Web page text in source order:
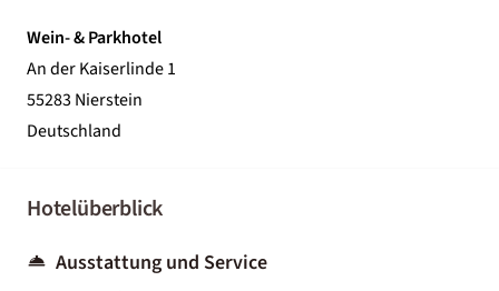
Wein- & Parkhotel
An der Kaiserlinde 1
55283 Nierstein
Deutschland
Hotelüberblick
Ausstattung und Service